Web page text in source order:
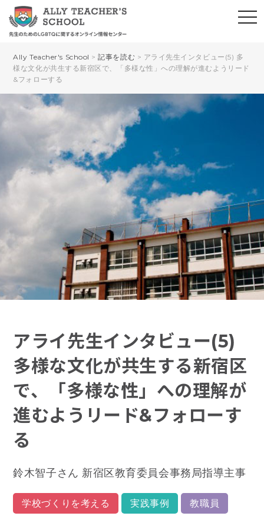
Ally Teacher's School >記事を読む > アライ先生インタビュー(5) 多
様な文化が共生する新宿区で、「多様な性」への理解が進むようリード
&フォローする
アライ先生インタビュー(5)
多様な文化が共生する新宿区
で、「多様な性」への理解が
進むようリード&フォローす
る
鈴木智子さん 新宿区教育委員会事務局指導主事
学校づくりを考える 実践事例 教職員